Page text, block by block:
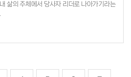
삶의 주체에서 당사자 리더로 나아가기라는